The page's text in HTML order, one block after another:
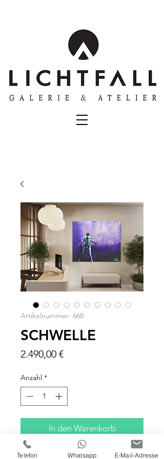
Artikelnummer: 668
SCHWELLE
2.490,00 €Preis
Anzahl *
In den Warenkorb
Telefon Whatsapp E-Mail-Adresse